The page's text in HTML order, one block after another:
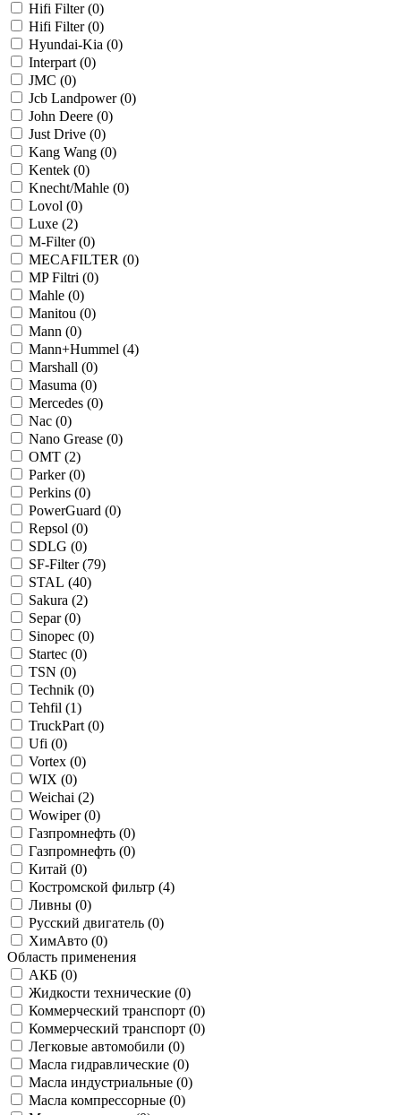
Hifi Filter (0)
Hifi Filter (0)
Hyundai-Kia (0)
Interpart (0)
JMC (0)
Jcb Landpower (0)
John Deere (0)
Just Drive (0)
Kang Wang (0)
Kentek (0)
Knecht/Mahle (0)
Lovol (0)
Luxe (2)
M-Filter (0)
MECAFILTER (0)
MP Filtri (0)
Mahle (0)
Manitou (0)
Mann (0)
Mann+Hummel (4)
Marshall (0)
Masuma (0)
Mercedes (0)
Nac (0)
Nano Grease (0)
OMT (2)
Parker (0)
Perkins (0)
PowerGuard (0)
Repsol (0)
SDLG (0)
SF-Filter (79)
STAL (40)
Sakura (2)
Separ (0)
Sinopec (0)
Startec (0)
TSN (0)
Technik (0)
Tehfil (1)
TruckPart (0)
Ufi (0)
Vortex (0)
WIX (0)
Weichai (2)
Wowiper (0)
Газпромнефть (0)
Газпромнефть (0)
Китай (0)
Костромской фильтр (4)
Ливны (0)
Русский двигатель (0)
ХимАвто (0)
Область применения
АКБ (0)
Жидкости технические (0)
Коммерческий транспорт (0)
Коммерческий транспорт (0)
Легковые автомобили (0)
Масла гидравлические (0)
Масла индустриальные (0)
Масла компрессорные (0)